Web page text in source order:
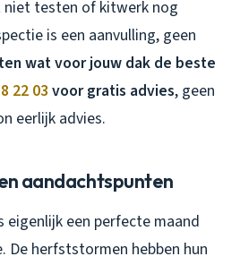
niet testen of kitwerk nog
is een aanvulling, geen
wat voor jouw dak de beste
22 03voor gratis advies, geen
eerlijk advies.
aandachtspunten
eigenlijk een perfecte maand
De herfststormen hebben hun